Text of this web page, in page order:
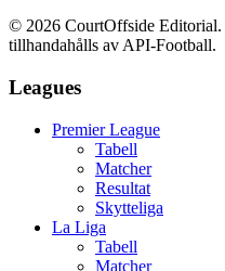
© 2026 CourtOffside Editorial.
tillhandahålls av API-Football.
Leagues
Premier League
Tabell
Matcher
Resultat
Skytteliga
La Liga
Tabell
Matcher